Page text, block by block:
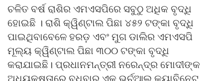
ଚଳିତ ବର୍ଷ ରାଶିର ଏମଏସପିରେ ସବୁଠୁ ଅଧିକ ବୃଦ୍ଧି
ହୋଇଛି । ରାଶି କ୍ୱିଣ୍ଟାଲ ପିଛା ୪୫୨ ଟଙ୍କା ବୃଦ୍ଧି
ପାଇଥିବାବେଳେ ହରଡ଼ ଏବଂ ମୁଗ ଡାଲିର ଏମଏସପି
ମୂଲ୍ୟ କ୍ୱିଣ୍ଟାଲ ପିଛା ୩୦୦ ଟଙ୍କା ବୃଦ୍ଧି
କରାଯାଇଛି। ପ୍ରଧାନମନ୍ତ୍ରୀ ନରେନ୍ଦ୍ର ମୋଦୀଙ୍କ
ଅଧ୍ୟକ୍ଷତାରେ ବୁଧବାର ଏକ ଭର୍ଚୁଆଲ୍ କ୍ୟାବିନେଟ୍